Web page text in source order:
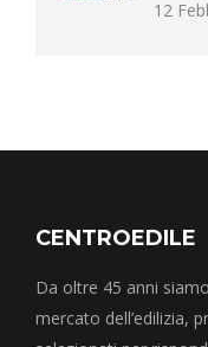
12
CENTROEDILE
Da oltre 45 anni
mercato dell’edilizia,